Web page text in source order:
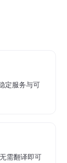
定服务与可
需翻译即可